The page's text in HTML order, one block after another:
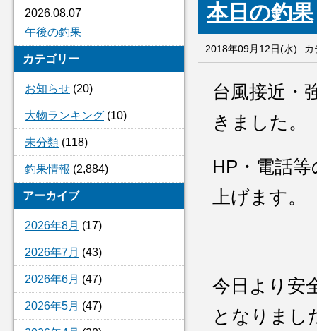
2026.08.07
午後の釣果
カテゴリー
お知らせ (20)
大物ランキング (10)
未分類 (118)
釣果情報 (2,884)
アーカイブ
2026年8月 (17)
2026年7月 (43)
2026年6月 (47)
2026年5月 (47)
本日の釣果
2018年09月12日(水) カ
台風接近・
きました。
HP・電話
上げます。
今日より安
となりまし